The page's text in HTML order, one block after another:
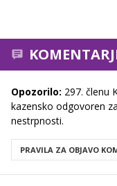
Opozorilo: 297. členu
kazensko odgovoren
nestrpnosti.
PRAVILA ZA OBJAVO